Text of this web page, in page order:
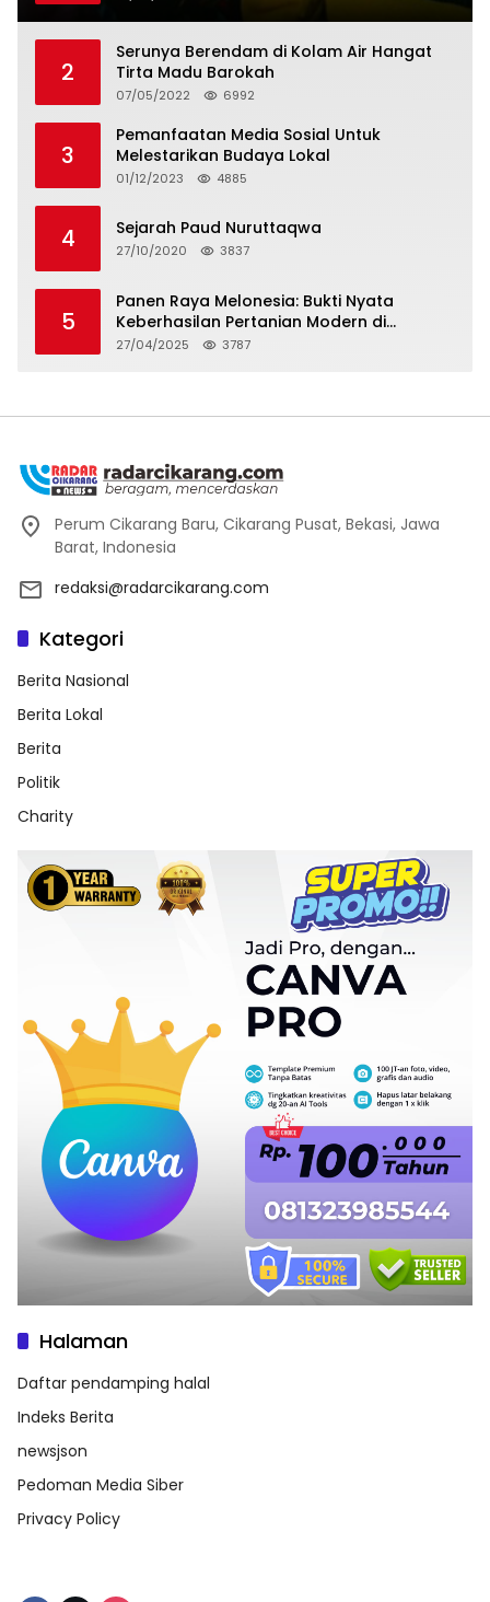
2
Serunya Berendam di Kolam Air Hangat
Tirta Madu Barokah
07/05/2022 6992
3
Pemanfaatan Media Sosial Untuk
Melestarikan Budaya Lokal
01/12/2023 4885
4 Sejarah Paud Nuruttaqwa
27/10/2020 3837
5
Panen Raya Melonesia: Bukti Nyata
Keberhasilan Pertanian Modern di
Kabupaten Bekasi
27/04/2025 3787
Perum Cikarang Baru, Cikarang Pusat, Bekasi, Jawa
Barat, Indonesia
redaksi@radarcikarang.com
Kategori
Berita Nasional
Berita Lokal
Berita
Politik
Charity
Halaman
Daftar pendamping halal
Indeks Berita
newsjson
Pedoman Media Siber
Privacy Policy